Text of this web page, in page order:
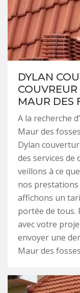
DYLAN
MAUR DES
A la recherche
Maur des
Dylan
des services de
veillons à ce
nos prestations
affichons un
portée de
avec votre
envoyer une
Maur des